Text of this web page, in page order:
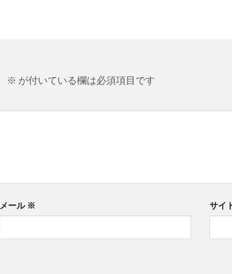
※ が付いている欄は必須項目です
メール ※ サイ